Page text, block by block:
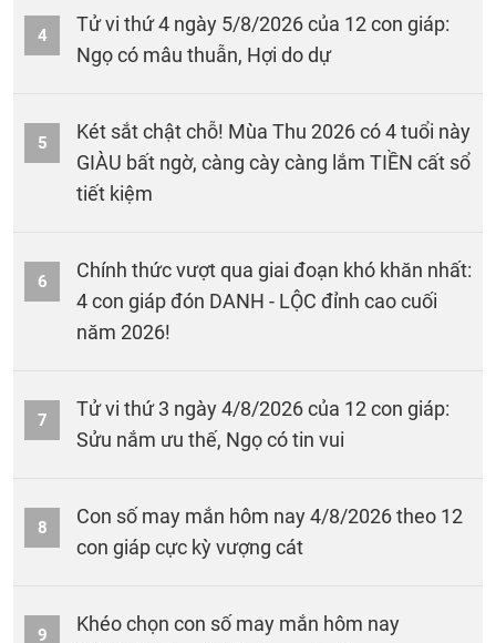
4
Tử vi thứ 4 ngày 5/8/2026 của 12 con giáp:
Ngọ có mâu thuẫn, Hợi do dự
5
Két sắt chật chỗ! Mùa Thu 2026 có 4 tuổi này
GIÀU bất ngờ, càng cày càng lắm TIỀN cất sổ
tiết kiệm
6
Chính thức vượt qua giai đoạn khó khăn nhất:
4 con giáp đón DANH - LỘC đỉnh cao cuối
năm 2026!
7
Tử vi thứ 3 ngày 4/8/2026 của 12 con giáp:
Sửu nắm ưu thế, Ngọ có tin vui
8
Con số may mắn hôm nay 4/8/2026 theo 12
con giáp cực kỳ vượng cát
9
Khéo chọn con số may mắn hôm nay